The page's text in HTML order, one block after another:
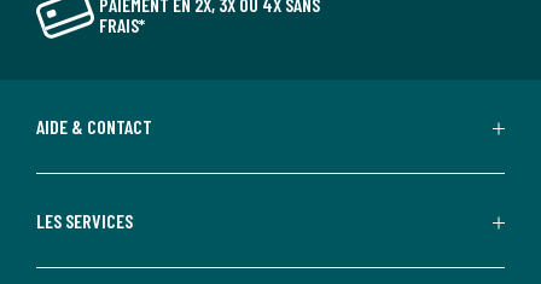
FRAIS*
AIDE & CONTACT
LES SERVICES